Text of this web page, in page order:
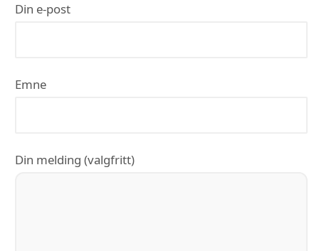
Din e-post
Emne
Din melding (valgfritt)